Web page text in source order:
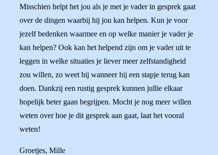
Misschien helpt het jou als je met je vader in gesprek gaat
over de dingen waarbij hij jou kan helpen. Kun je voor
jezelf bedenken waarmee en op welke manier je vader je
kan helpen? Ook kan het helpend zijn om je vader uit te
leggen in welke situaties je liever meer zelfstandigheid
zou willen, zo weet hij wanneer hij een stapje terug kan
doen. Dankzij een rustig gesprek kunnen jullie elkaar
hopelijk beter gaan begrijpen. Mocht je nog meer willen
weten over hoe je dit gesprek aan gaat, laat het vooral
weten!
Groetjes, Mille